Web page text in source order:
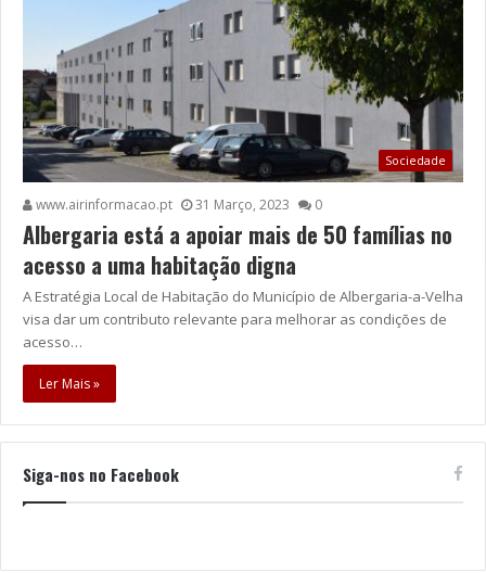
Sociedade
www.airinformacao.pt 31 Março, 2023 0
Albergaria está a apoiar mais de 50 famílias no
acesso a uma habitação digna
A Estratégia Local de Habitação do Município de Albergaria-a-Velha
visa dar um contributo relevante para melhorar as condições de
acesso…
Ler Mais »
Siga-nos no Facebook